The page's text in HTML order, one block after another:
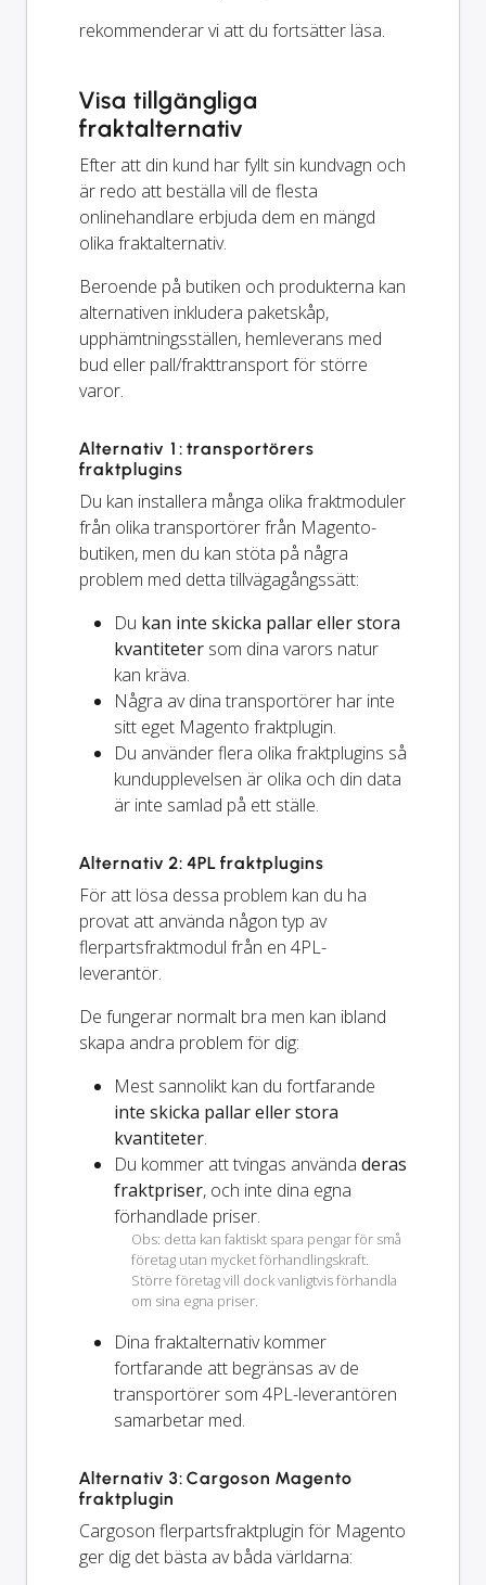
rekommenderar vi att du fortsätter läsa.
Visa tillgängliga
fraktalternativ
Efter att din kund har fyllt sin kundvagn och
är redo att beställa vill de flesta
onlinehandlare erbjuda dem en mängd
olika fraktalternativ.
Beroende på butiken och produkterna kan
alternativen inkludera paketskåp,
upphämtningsställen, hemleverans med
bud eller pall/frakttransport för större
varor.
Alternativ 1: transportörers
fraktplugins
Du kan installera många olika fraktmoduler
från olika transportörer från Magento-
butiken, men du kan stöta på några
problem med detta tillvägagångssätt:
Du kan inte skicka pallar eller stora
kvantiteter som dina varors natur
kan kräva.
Några av dina transportörer har inte
sitt eget Magento fraktplugin.
Du använder flera olika fraktplugins så
kundupplevelsen är olika och din data
är inte samlad på ett ställe.
Alternativ 2: 4PL fraktplugins
För att lösa dessa problem kan du ha
provat att använda någon typ av
flerpartsfraktmodul från en 4PL-
leverantör.
De fungerar normalt bra men kan ibland
skapa andra problem för dig:
Mest sannolikt kan du fortfarande
inte skicka pallar eller stora
kvantiteter.
Du kommer att tvingas använda deras
fraktpriser, och inte dina egna
förhandlade priser.
Obs: detta kan faktiskt spara pengar för små
företag utan mycket förhandlingskraft.
Större företag vill dock vanligtvis förhandla
om sina egna priser.
Dina fraktalternativ kommer
fortfarande att begränsas av de
transportörer som 4PL-leverantören
samarbetar med.
Alternativ 3: Cargoson Magento
fraktplugin
Cargoson flerpartsfraktplugin för Magento
ger dig det bästa av båda världarna: